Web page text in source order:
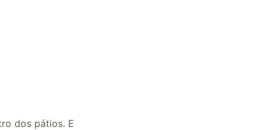
dos pátios. E